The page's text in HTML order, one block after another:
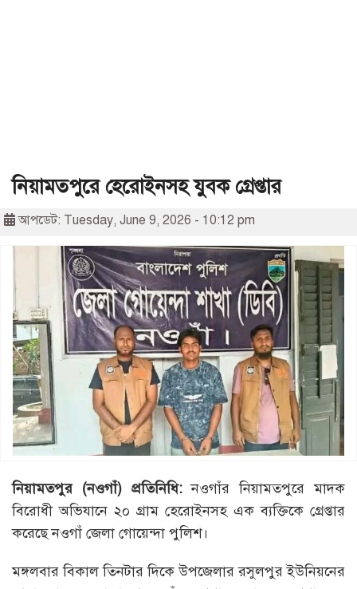
নিয়ামতপুরে হেরোইনসহ যুবক গ্রেপ্তার
আপডেট: Tuesday, June 9, 2026 - 10:12 pm
নিয়ামতপুর (নওগাঁ) প্রতিনিধি:নওগাঁর নিয়ামতপুরে মাদক
বিরোধী অভিযানে ২০ গ্রাম হেরোইনসহ এক ব্যক্তিকে গ্রেপ্তার
করেছে নওগাঁ জেলা গোয়েন্দা পুলিশ।
মঙ্গলবার বিকাল তিনটার দিকে উপজেলার রসুলপুর ইউনিয়নের